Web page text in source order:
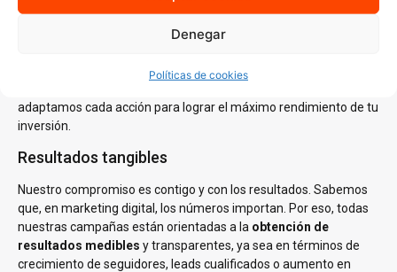
Denegar
Políticas de cookies
En AJA Publicidad, no creemos en las soluciones de talla única.
Cada estrategia que diseñamos se basa en un
específicos. Desde la creación de contenido atractivo hasta
adaptamos cada acción para lograr el máximo rendimiento de tu
inversión.
Resultados tangibles
Nuestro compromiso es contigo y con los resultados. Sabemos
que, en marketing digital, los números importan. Por eso, todas
nuestras campañas están orientadas a la obtención de
resultados medibles y transparentes, ya sea en términos de
crecimiento de seguidores, leads cualificados o aumento en